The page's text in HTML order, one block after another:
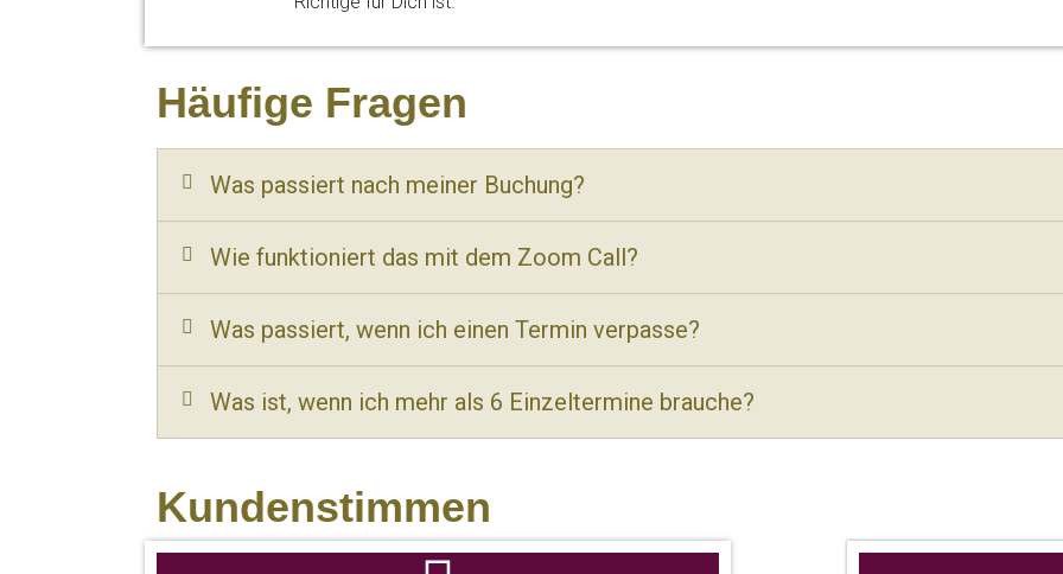
Häufige Fragen
Was passiert nach meiner Buchung?
Wie funktioniert das mit dem Zoom Call?
Was passiert, wenn ich einen Termin verpasse?
Was ist, wenn ich mehr als 6 Einzeltermine brauche?
Kundenstimmen